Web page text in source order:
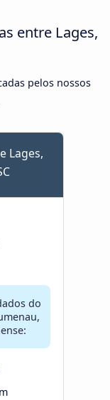
entre Lages,
pelos nossos
Lages,
do